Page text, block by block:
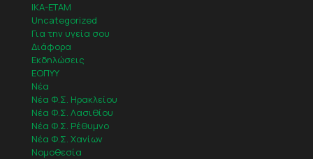
IKA-ETAM
Uncategorized
Για την υγεία σου
Διάφορα
Εκδηλώσεις
ΕΟΠΥΥ
Νέα
Νέα Φ.Σ. Ηρακλείου
Νέα Φ.Σ. Λασιθίου
Νέα Φ.Σ. Ρέθυμνο
Νέα Φ.Σ. Χανίων
Νομοθεσία